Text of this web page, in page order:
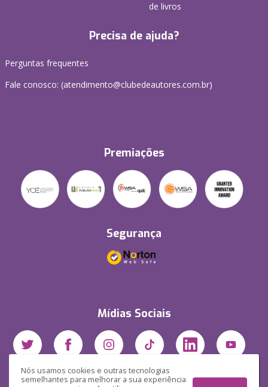
Nós usamos cookies e outras tecnologias
semelhantes para melhorar a sua experiência
de livros
Precisa de ajuda?
Perguntas frequentes
Fale conosco: (atendimento@clubedeautores.com.br)
Premiações
Segurança
Mídias Sociais